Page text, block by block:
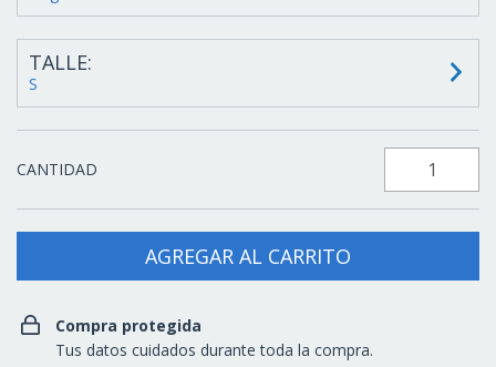
TALLE:
S
CANTIDAD
Compra protegida
Tus datos cuidados durante toda la compra.